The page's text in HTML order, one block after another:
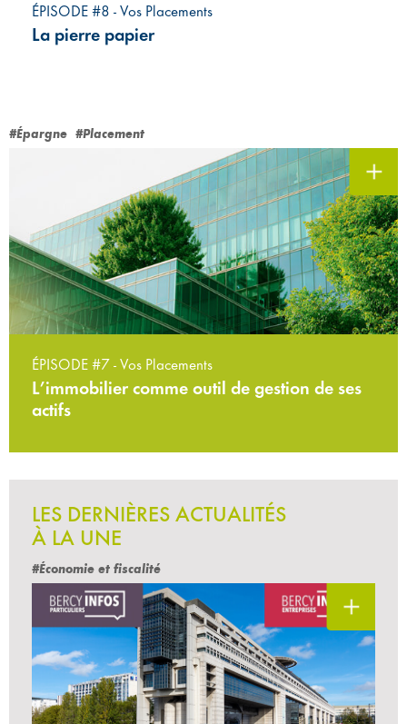
ÉPISODE #8 - Vos Placements
La pierre papier
#Épargne #Placement
ÉPISODE #7 - Vos Placements
L’immobilier comme outil de gestion de ses
actifs
LES DERNIÈRES ACTUALITÉS
À LA UNE
#Économie et fiscalité